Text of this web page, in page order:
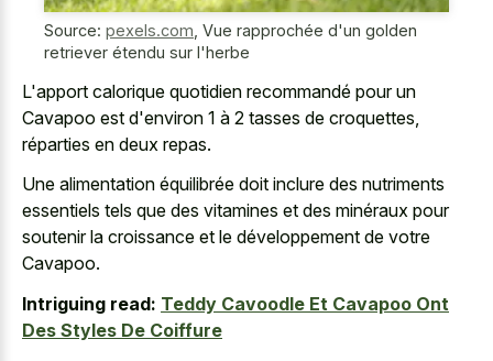
Source: pexels.com, Vue rapprochée d'un golden
retriever étendu sur l'herbe
L'apport calorique quotidien recommandé pour un
Cavapoo est d'environ 1 à 2 tasses de croquettes,
réparties en deux repas.
Une alimentation équilibrée doit inclure des nutriments
essentiels tels que des vitamines et des minéraux pour
soutenir la croissance et le développement de votre
Cavapoo.
Intriguing read: Teddy Cavoodle Et Cavapoo Ont
Des Styles De Coiffure